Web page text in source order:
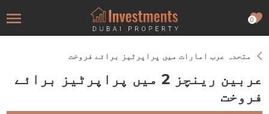
0
متحدہ عرب امارات میں پراپرٹیز برائے فروخت
عربین رینچز 2 میں پراپرٹیز برائے
فروخت